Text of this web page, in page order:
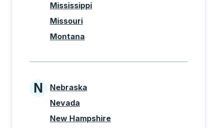
Mississippi
Missouri
Montana
States beginning with N
N
Nebraska
Nevada
New Hampshire